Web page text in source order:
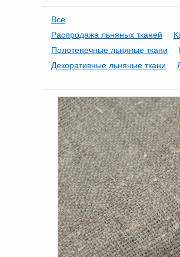
Все
Распродажа льняных тканей
Полотенечные льняные ткани
Декоративные льняные ткани